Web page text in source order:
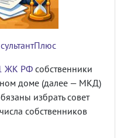
ЖК РФсобственники
доме (далее — МКД)
избрать совет
собственников